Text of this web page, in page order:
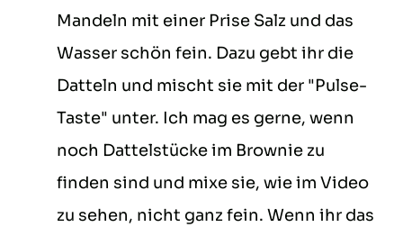
Mandeln mit einer Prise Salz und das
Wasser schön fein. Dazu gebt ihr die
Datteln und mischt sie mit der "Pulse-
Taste" unter. Ich mag es gerne, wenn
noch Dattelstücke im Brownie zu
finden sind und mixe sie, wie im Video
zu sehen, nicht ganz fein. Wenn ihr das